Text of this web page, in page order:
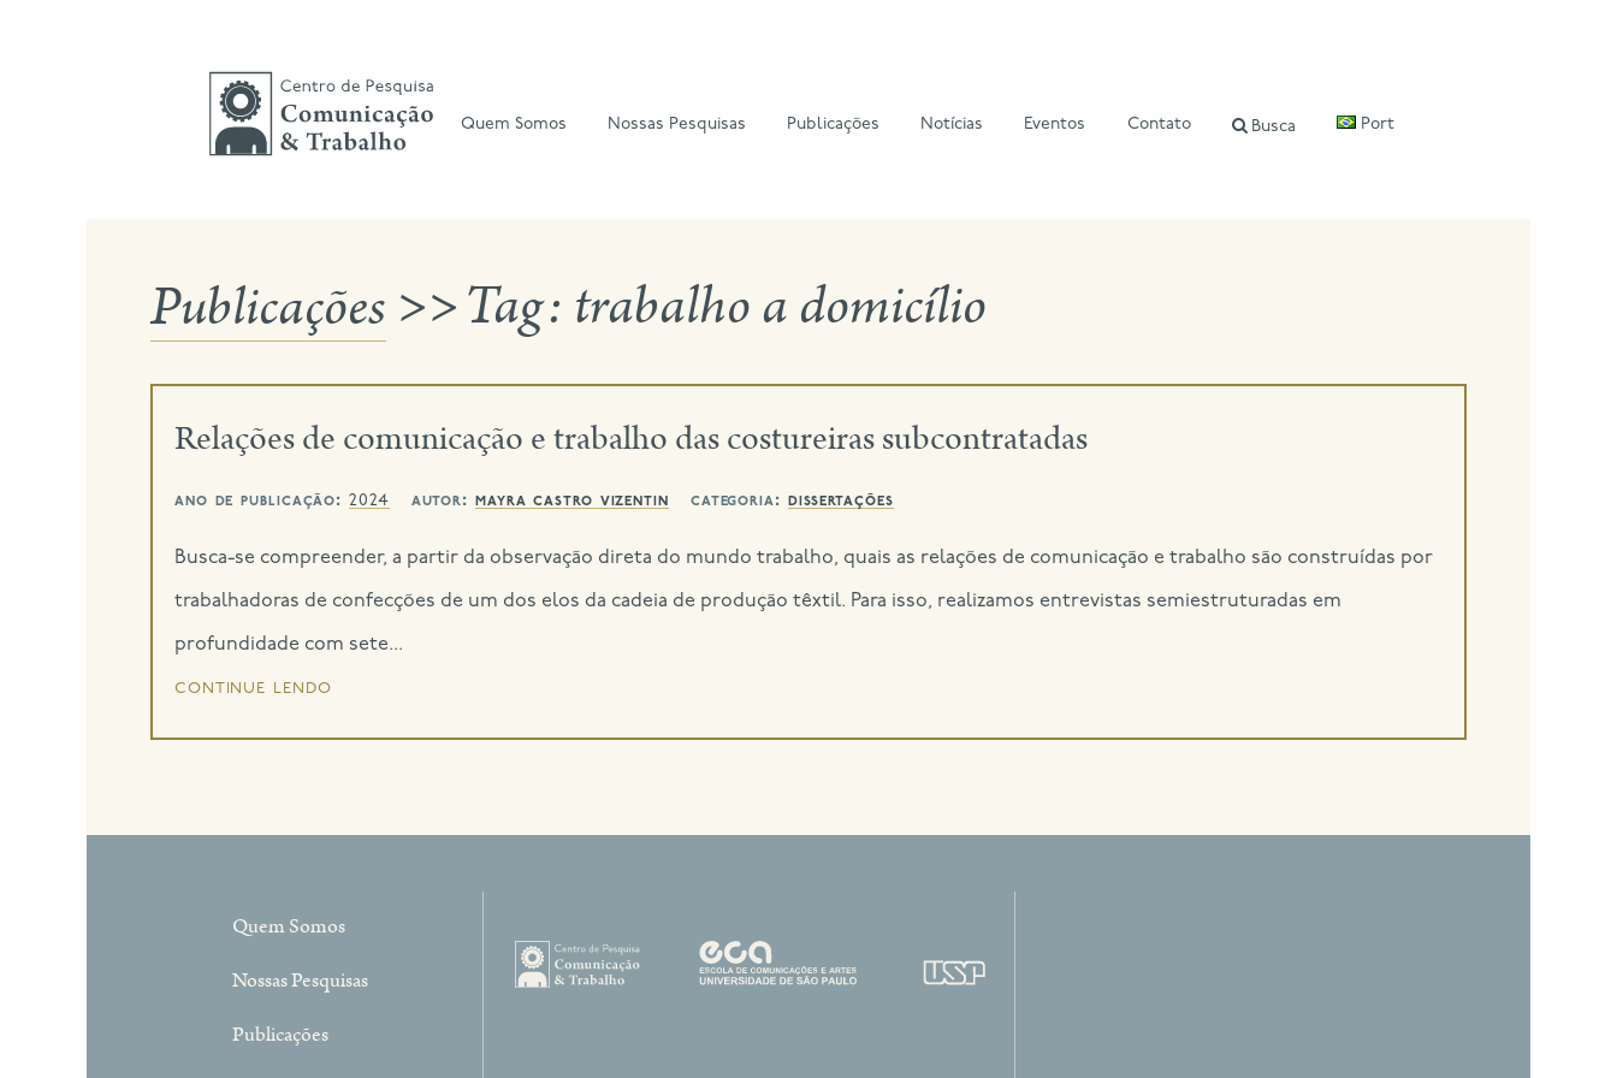
Quem Somos Nossas Pesquisas Publicações Notícias Eventos Contato Busca Port
Publicações >>Tag: trabalho a domicílio
Relações de comunicação e trabalho das costureiras subcontratadas
ano de publicação:2024 autor: mayra castro vizentin categoria: dissertações
Busca-se compreender, a partir da observação direta do mundo trabalho, quais as relações de comunicação e trabalho são construídas por
trabalhadoras de confecções de um dos elos da cadeia de produção têxtil. Para isso, realizamos entrevistas semiestruturadas em
profundidade com sete...
continue lendo
Quem Somos
Nossas Pesquisas
Publicações